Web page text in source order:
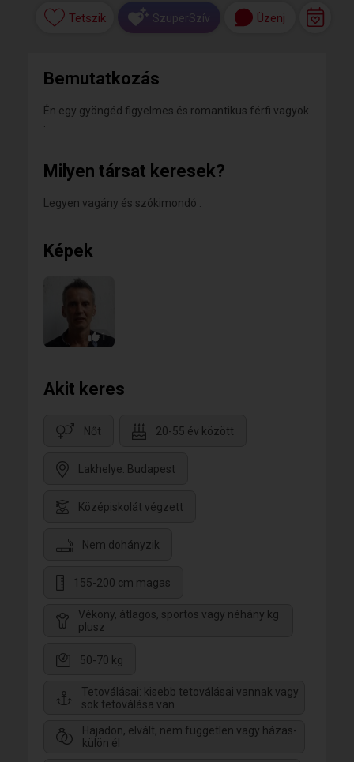
Tetszik SzuperSzív Üzenj
Bemutatkozás
Én egy gyöngéd figyelmes és romantikus férfi vagyok
Milyen társat keresek?
Legyen vagány és szókimondó .
Képek
1
Akit keres
Nőt 20-55 év között
Lakhelye: Budapest
Középiskolát végzett
Nem dohányzik
155-200 cm magas
Vékony, átlagos, sportos vagy néhány kg
plusz
50-70 kg
Tetoválásai: kisebb tetoválásai vannak vagy
sok tetoválása van
Hajadon, elvált, nem független vagy házas-
külön él